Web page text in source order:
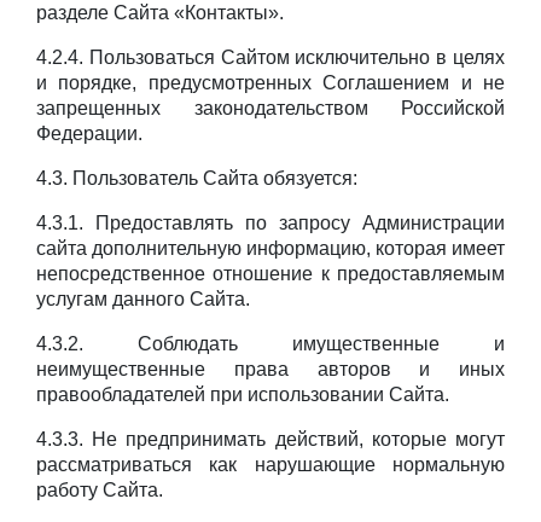
разделе Сайта «Контакты».
4.2.4. Пользоваться Сайтом исключительно в целях
и порядке, предусмотренных Соглашением и не
запрещенных законодательством Российской
Федерации.
4.3. Пользователь Сайта обязуется:
4.3.1. Предоставлять по запросу Администрации
сайта дополнительную информацию, которая имеет
непосредственное отношение к предоставляемым
услугам данного Сайта.
4.3.2. Соблюдать имущественные и
неимущественные права авторов и иных
правообладателей при использовании Сайта.
4.3.3. Не предпринимать действий, которые могут
рассматриваться как нарушающие нормальную
работу Сайта.